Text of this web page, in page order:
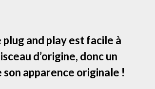
and play est facile à
d’origine, donc un
apparence originale !